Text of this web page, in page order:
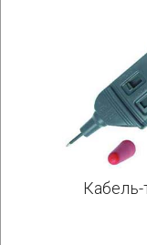
Кабель-